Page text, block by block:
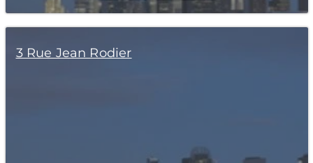
3 Rue Jean Rodier